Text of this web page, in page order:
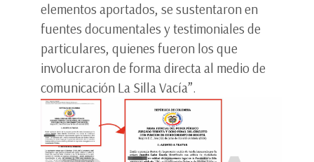
elementos aportados, se sustentaron en
fuentes documentales y testimoniales de
particulares, quienes fueron los que
involucraron de forma directa al medio de
comunicación La Silla Vacía”.